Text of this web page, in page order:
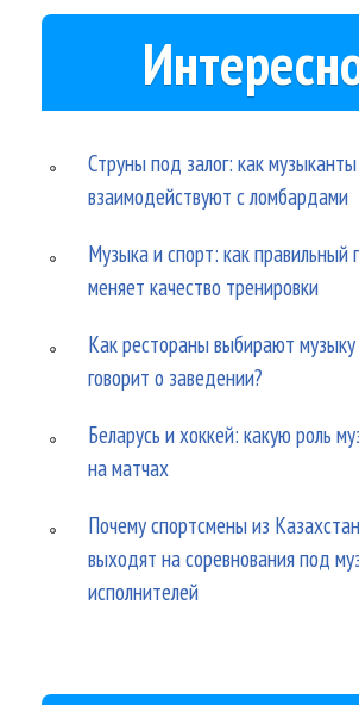
Струны под залог: как музыканты
взаимодействуют с ломбардами
Музыка и спорт: как правильный
меняет качество тренировки
Как рестораны выбирают
говорит о заведении?
Беларусь и хоккей: какую роль
на матчах
Почему спортсмены из
выходят на соревнования под
исполнителей